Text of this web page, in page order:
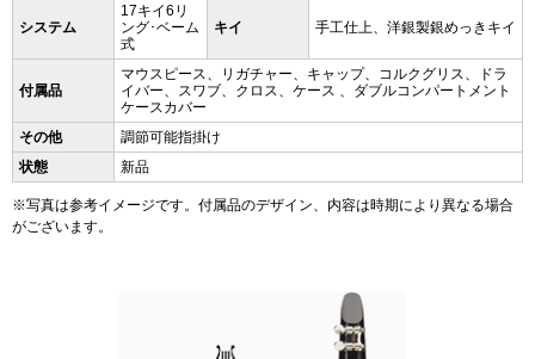
システム
17キイ6リ
ング･ベーム
式
キイ 手工仕上、洋銀製銀めっきキイ
付属品
マウスピース、リガチャー、キャップ、コルクグリス、ドラ
イバー、スワブ、クロス、ケース 、ダブルコンパートメント
ケースカバー
その他
調節可能指掛け
状態
新品
※写真は参考イメージです。付属品のデザイン、内容は時期により異なる場合
がございます。